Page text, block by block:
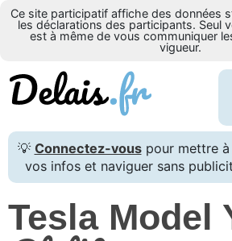
Ce site participatif affiche des données
les déclarations des participants. Seul
est à même de vous communiquer
vigueur.
💡 Connectez-vouspour mettre à
vos infos et naviguer sans
Tesla Model